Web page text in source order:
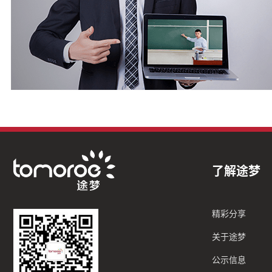
了解途梦
精彩分享
关于途梦
公示信息